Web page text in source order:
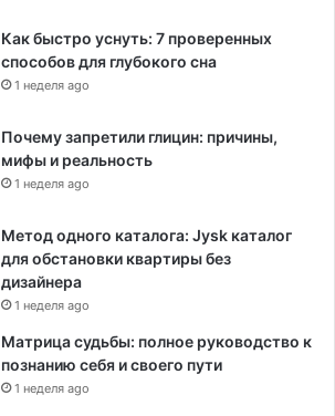
Как быстро уснуть: 7 проверенных
способов для глубокого сна
1 неделя ago
Почему запретили глицин: причины,
мифы и реальность
1 неделя ago
Метод одного каталога: Jysk каталог
для обстановки квартиры без
дизайнера
1 неделя ago
Матрица судьбы: полное руководство к
познанию себя и своего пути
1 неделя ago